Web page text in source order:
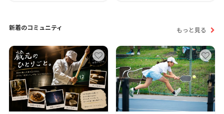
新着のコミュニティ もっと見る